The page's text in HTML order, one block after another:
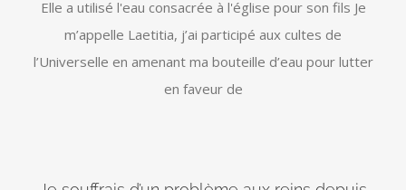
Elle a utilisé l'eau consacrée à l'église pour son fils Je
m’appelle Laetitia, j’ai participé aux cultes de
l’Universelle en amenant ma bouteille d’eau pour lutter
en faveur de